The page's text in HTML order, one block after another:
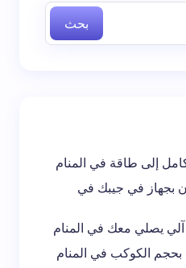
في هذا المتصفح
بحث
إلى طاقة في المنام
بجهاز في جيبك في
يصلي معك في المنام
الكوكب في المنام